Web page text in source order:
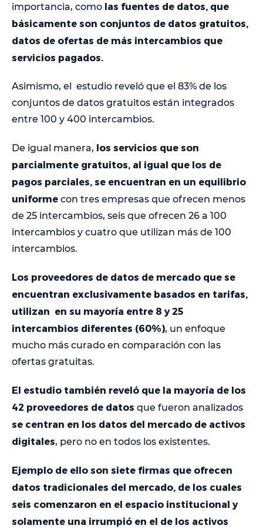
importancia, como las fuentes de datos, que
básicamente son conjuntos de datos gratuitos,
datos de ofertas de más intercambios que
servicios pagados.
Asimismo, el estudio reveló que el 83% de los
conjuntos de datos gratuitos están integrados
entre 100 y 400 intercambios.
De igual manera, los servicios que son
parcialmente gratuitos, al igual que los de
pagos parciales, se encuentran en un equilibrio
uniforme con tres empresas que ofrecen menos
de 25 intercambios, seis que ofrecen 26 a 100
intercambios y cuatro que utilizan más de 100
intercambios.
Los proveedores de datos de mercado que se
encuentran exclusivamente basados ​​en tarifas,
utilizan en su mayoría entre 8 y 25
intercambios diferentes (60%), un enfoque
mucho más curado en comparación con las
ofertas gratuitas.
El estudio también reveló que la mayoría de los
42 proveedores de datos que fueron analizados
se centran en los datos del mercado de activos
digitales, pero no en todos los existentes.
Ejemplo de ello son siete firmas que ofrecen
datos tradicionales del mercado, de los cuales
seis comenzaron en el espacio institucional y
solamente una irrumpió en el de los activos